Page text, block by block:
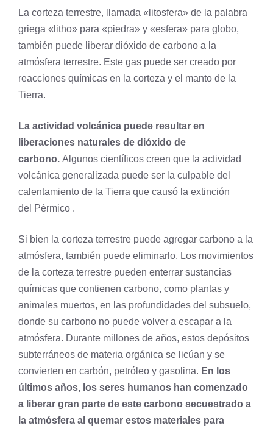
La corteza terrestre, llamada «litosfera» de la palabra
griega «litho» para «piedra» y «esfera» para globo,
también puede liberar dióxido de carbono a la
atmósfera terrestre. Este gas puede ser creado por
reacciones químicas en la corteza y el manto de la
Tierra.
La actividad volcánica puede resultar en
liberaciones naturales de dióxido de
carbono. Algunos científicos creen que la actividad
volcánica generalizada puede ser la culpable del
calentamiento de la Tierra que causó la extinción
del Pérmico .
Si bien la corteza terrestre puede agregar carbono a la
atmósfera, también puede eliminarlo. Los movimientos
de la corteza terrestre pueden enterrar sustancias
químicas que contienen carbono, como plantas y
animales muertos, en las profundidades del subsuelo,
donde su carbono no puede volver a escapar a la
atmósfera. Durante millones de años, estos depósitos
subterráneos de materia orgánica se licúan y se
convierten en carbón, petróleo y gasolina. En los
últimos años, los seres humanos han comenzado
a liberar gran parte de este carbono secuestrado a
la atmósfera al quemar estos materiales para